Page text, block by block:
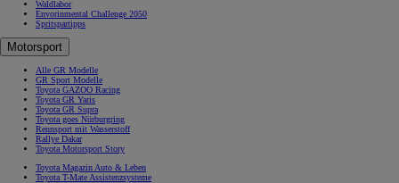
Waldlabor
Envorinmental Challenge 2050
Spritspartipps
Motorsport
Alle GR Modelle
GR Sport Modelle
Toyota GAZOO Racing
Toyota GR Yaris
Toyota GR Supra
Toyota goes Nürburgring
Rennsport mit Wasserstoff
Rallye Dakar
Toyota Motorsport Story
Toyota Magazin Auto & Leben
Toyota T-Mate Assistenzsysteme